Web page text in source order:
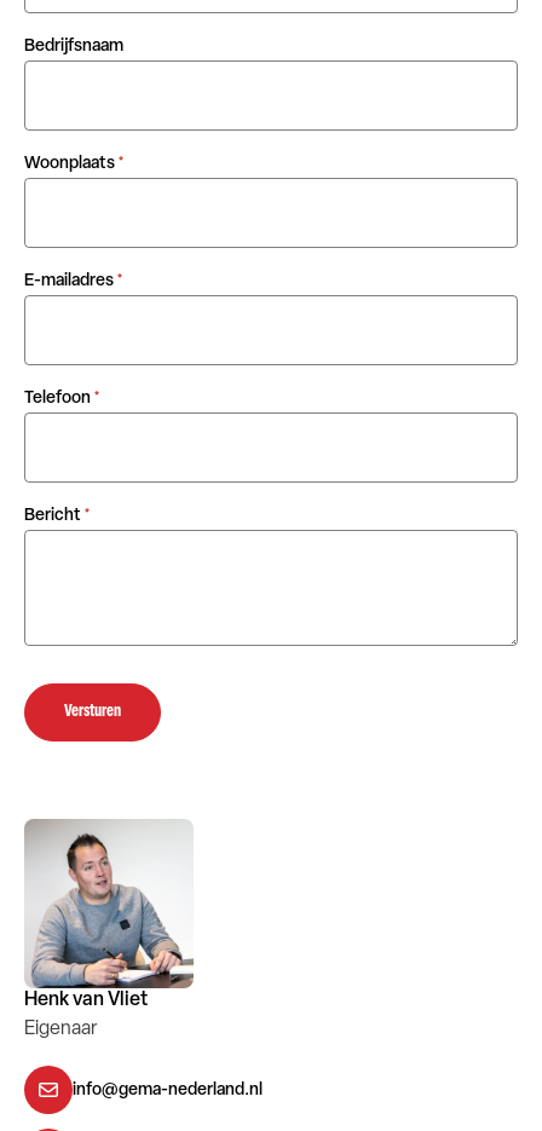
Henk van Vliet
Eigenaar
info@gema-nederland.nl
Bedrijfsnaam
Woonplaats *
E-mailadres *
Telefoon *
Bericht *
Versturen